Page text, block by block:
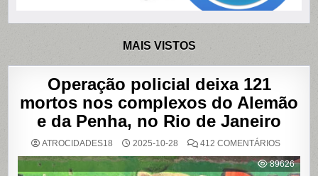
MAIS VISTOS
Operação policial deixa 121
mortos nos complexos do Alemão
e da Penha, no Rio de Janeiro
ATROCIDADES18 2025-10-28 412 COMENTÁRIOSEM
POLICIAL
DEIXA
89626